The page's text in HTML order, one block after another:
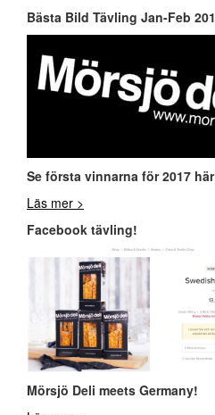
Bästa Bild Tävling Jan-Feb
Se första vinnarna för 2017
Läs mer >
Facebook tävling!
Mörsjö Deli meets Germany!